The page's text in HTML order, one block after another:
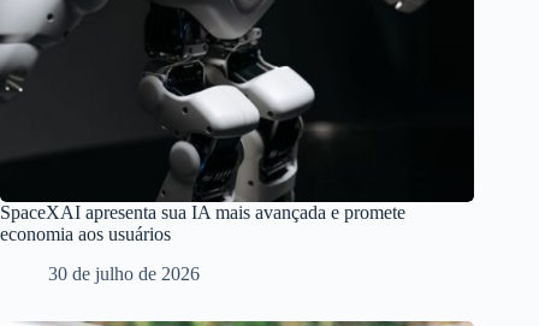
SpaceXAI apresenta sua IA mais avançada e promete
economia aos usuários
30 de julho de 2026